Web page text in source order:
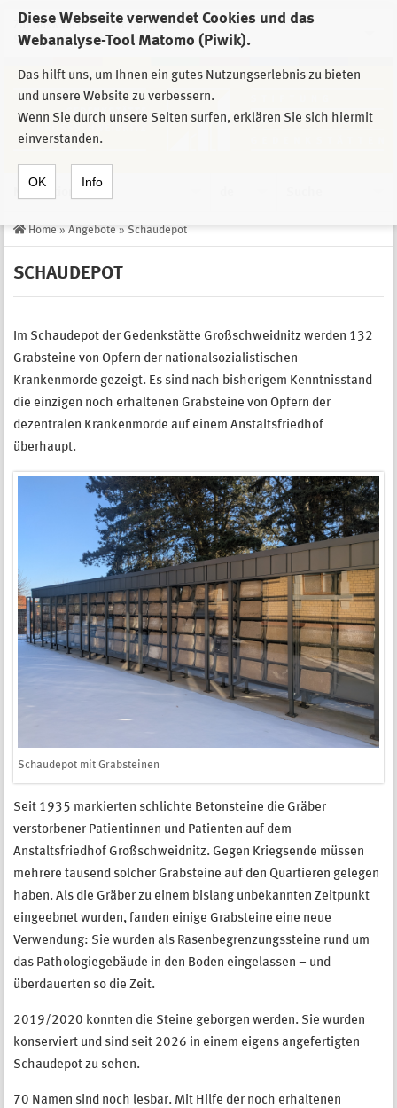
Diese Webseite verwendet Cookies und das
Webanalyse-Tool Matomo (Piwik).
Das hilft uns, um Ihnen ein gutes Nutzungserlebnis zu bieten
und unsere Website zu verbessern.
Wenn Sie durch unsere Seiten surfen, erklären Sie sich hiermit
einverstanden.
OK Info
Zur Auswahl der Einrichtungen der
Stiftung Sächsische Gedenkstätten
Home » Angebote » Schaudepot
SCHAUDEPOT
Im Schaudepot der Gedenkstätte Großschweidnitz werden 132
Grabsteine von Opfern der nationalsozialistischen
Krankenmorde gezeigt. Es sind nach bisherigem Kenntnisstand
die einzigen noch erhaltenen Grabsteine von Opfern der
dezentralen Krankenmorde auf einem Anstaltsfriedhof
überhaupt.
Schaudepot mit Grabsteinen
Seit 1935 markierten schlichte Betonsteine die Gräber
verstorbener Patientinnen und Patienten auf dem
Anstaltsfriedhof Großschweidnitz. Gegen Kriegsende müssen
mehrere tausend solcher Grabsteine auf den Quartieren gelegen
haben. Als die Gräber zu einem bislang unbekannten Zeitpunkt
eingeebnet wurden, fanden einige Grabsteine eine neue
Verwendung: Sie wurden als Rasenbegrenzungssteine rund um
das Pathologiegebäude in den Boden eingelassen – und
überdauerten so die Zeit.
2019/2020 konnten die Steine geborgen werden. Sie wurden
konserviert und sind seit 2026 in einem eigens angefertigten
Schaudepot zu sehen.
70 Namen sind noch lesbar. Mit Hilfe der noch erhaltenen